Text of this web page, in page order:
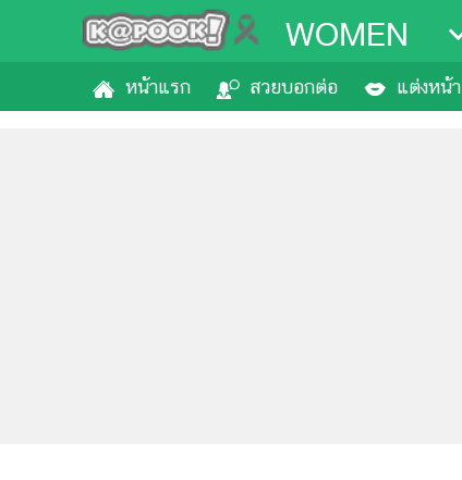
WOMEN
หน้าแรก สวยบอกต่อ แต่งหน้า